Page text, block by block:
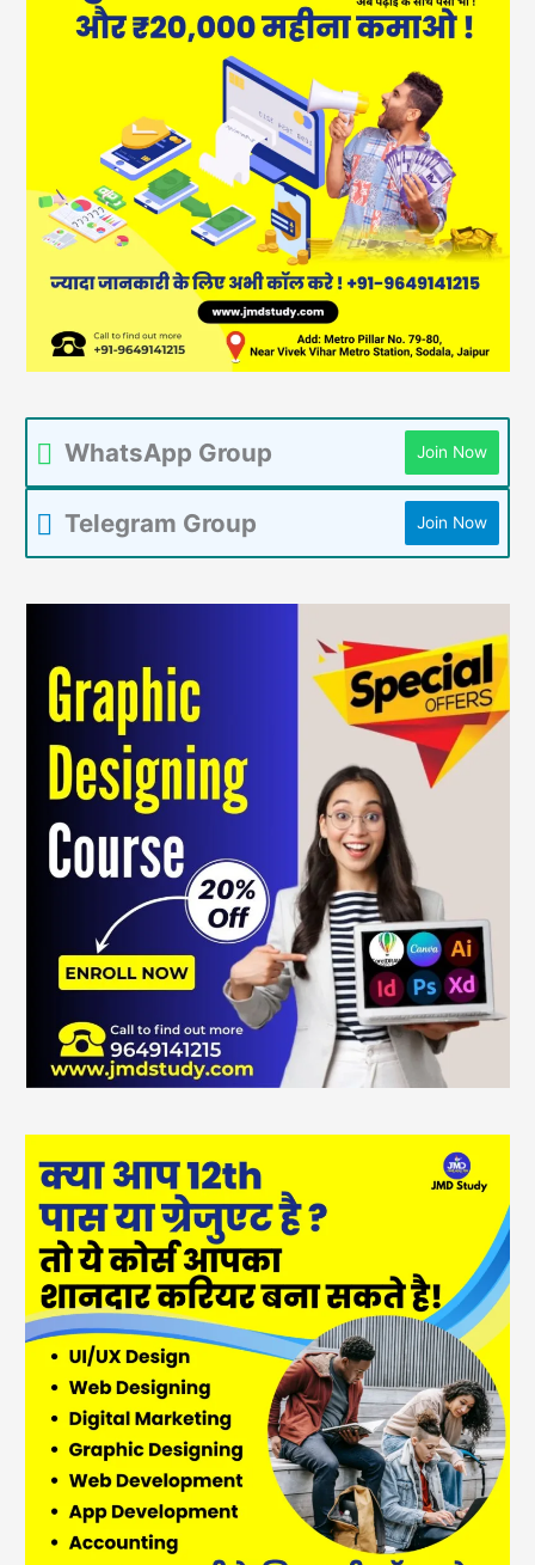
WhatsApp Group Join Now
Telegram Group Join Now